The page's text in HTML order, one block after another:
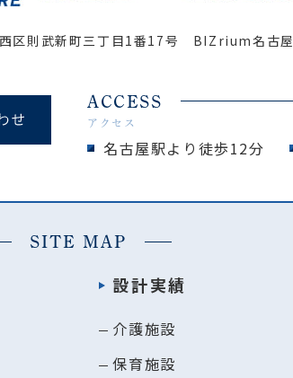
区則武新町三丁目1番17号 BIZrium名古屋
ACCESS
アクセス
名古屋駅より徒歩12分
SITE MAP
設計実績
介護施設
保育施設